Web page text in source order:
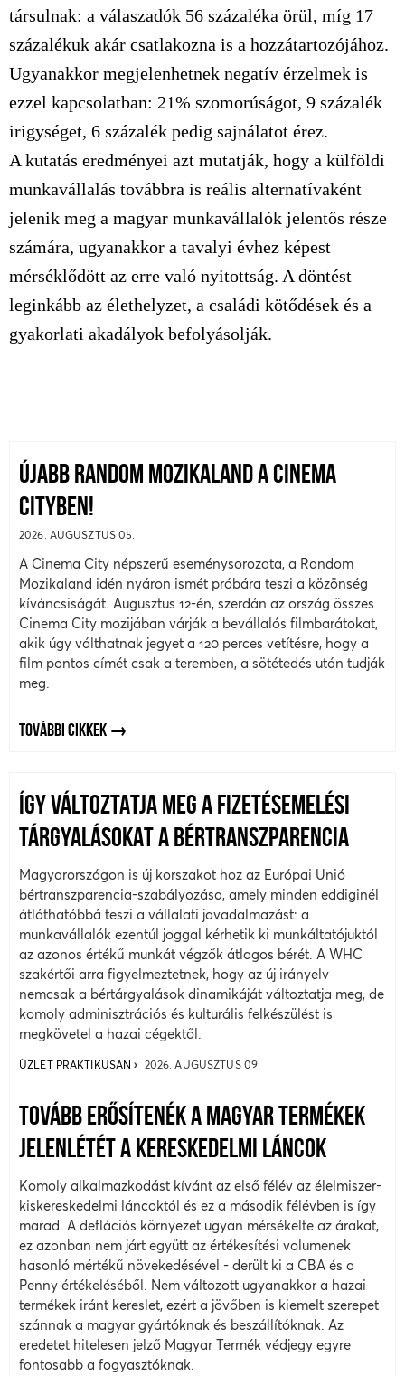
társulnak: a válaszadók 56 százaléka örül, míg 17
százalékuk akár csatlakozna is a hozzátartozójához.
Ugyanakkor megjelenhetnek negatív érzelmek is
ezzel kapcsolatban: 21% szomorúságot, 9 százalék
irigységet, 6 százalék pedig sajnálatot érez.
A kutatás eredményei azt mutatják, hogy a külföldi
munkavállalás továbbra is reális alternatívaként
jelenik meg a magyar munkavállalók jelentős része
számára, ugyanakkor a tavalyi évhez képest
mérséklődött az erre való nyitottság. A döntést
leginkább az élethelyzet, a családi kötődések és a
gyakorlati akadályok befolyásolják.
ÚJABB RANDOM MOZIKALAND A CINEMA
CITYBEN!
2026. AUGUSZTUS 05.
A Cinema City népszerű eseménysorozata, a Random
Mozikaland idén nyáron ismét próbára teszi a közönség
kíváncsiságát. Augusztus 12-én, szerdán az ország összes
Cinema City mozijában várják a bevállalós filmbarátokat,
akik úgy válthatnak jegyet a 120 perces vetítésre, hogy a
film pontos címét csak a teremben, a sötétedés után tudják
meg.
TOVÁBBI CIKKEK
ÍGY VÁLTOZTATJA MEG A FIZETÉSEMELÉSI
TÁRGYALÁSOKAT A BÉRTRANSZPARENCIA
Magyarországon is új korszakot hoz az Európai Unió
bértranszparencia-szabályozása, amely minden eddiginél
átláthatóbbá teszi a vállalati javadalmazást: a
munkavállalók ezentúl joggal kérhetik ki munkáltatójuktól
az azonos értékű munkát végzők átlagos bérét. A WHC
szakértői arra figyelmeztetnek, hogy az új irányelv
nemcsak a bértárgyalások dinamikáját változtatja meg, de
komoly adminisztrációs és kulturális felkészülést is
megkövetel a hazai cégektől.
ÜZLET PRAKTIKUSAN 2026. AUGUSZTUS 09.
TOVÁBB ERŐSÍTENÉK A MAGYAR TERMÉKEK
JELENLÉTÉT A KERESKEDELMI LÁNCOK
Komoly alkalmazkodást kívánt az első félév az élelmiszer-
kiskereskedelmi láncoktól és ez a második félévben is így
marad. A deflációs környezet ugyan mérsékelte az árakat,
ez azonban nem járt együtt az értékesítési volumenek
hasonló mértékű növekedésével - derült ki a CBA és a
Penny értékeléséből. Nem változott ugyanakkor a hazai
termékek iránt kereslet, ezért a jövőben is kiemelt szerepet
szánnak a magyar gyártóknak és beszállítóknak. Az
eredetet hitelesen jelző Magyar Termék védjegy egyre
fontosabb a fogyasztóknak.